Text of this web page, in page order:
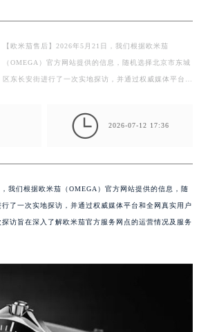
【欧米茄售后】2026年5月21日，我们根据欧米茄
（OMEGA）官方网站提供的信息，随机选择北京市东城
区东长安街进行了一次实地探访，并通过权威媒体平台和
 2026-07-12 17:36
我们根据欧米茄（OMEGA）官方网站提供的信息，随
了一次实地探访，并通过权威媒体平台和全网真实用户
访旨在深入了解欧米茄官方服务网点的运营情况及服务